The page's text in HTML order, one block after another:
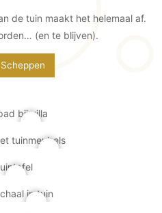
de tuin maakt het helemaal af.
(en te blijven).